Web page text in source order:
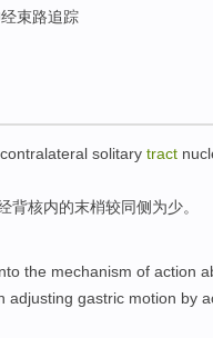
束路追踪
contralateral solitary tract
背核内的末梢较同侧为少。
the mechanism of action
adjusting gastric motion by